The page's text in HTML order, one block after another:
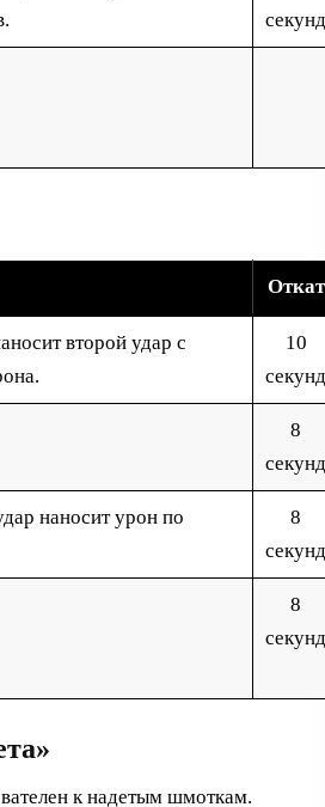
секунд
Откат
второй удар с
10
секунд
8
секунд
наносит урон по
8
секунд
8
секунд
к надетым шмоткам.